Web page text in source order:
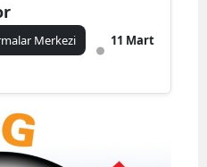
Merkezi
11 Mart